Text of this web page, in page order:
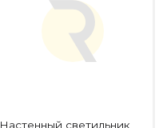
Настенный светильник